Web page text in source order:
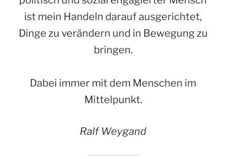
ist mein Handeln darauf ausgerichtet,
Dinge zu verändern und in Bewegung zu
bringen.
Dabei immer mit dem Menschen im
Mittelpunkt.
Ralf Weygand